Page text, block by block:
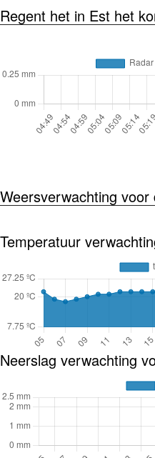
Regent het in Est het
Weersverwachting
Temperatuur
Neerslag verwachting